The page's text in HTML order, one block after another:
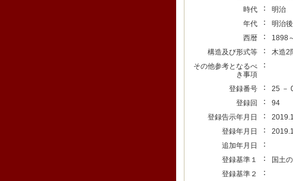
時代
：
明治
年代
：
明治
西暦
：
1898
構造及び形式等
：
木造2
その他参考となるべ
き事項
：
登録番号 ：
25 －
登録回
：
94
登録告示年月日
：
登録年月日
：
追加年月日
：
登録基準１ ：
国土
登録基準２
：